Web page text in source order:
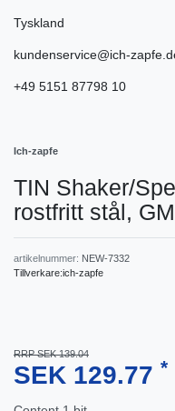
Tyskland
kundenservice@ich-
+49 5151 87798 10
Ich-zapfe
TIN Shaker/
rostfritt stål,
artikelnummer: NEW-7332
Tillverkare:ich-zapfe
RRP SEK 139.04
SEK 129.77 *